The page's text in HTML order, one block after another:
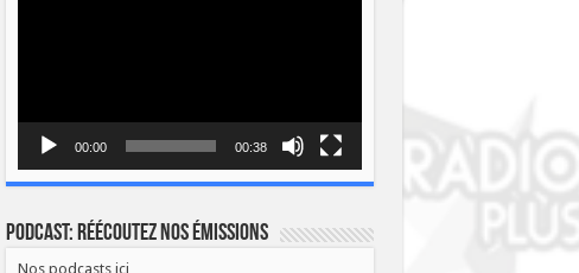
00:00 00:38
Podcast: Réécoutez nos émissions
Nos podcasts ici